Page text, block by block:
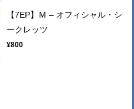
【7EP】Ｍ – オフィシャル・シ
ークレッツ
¥800